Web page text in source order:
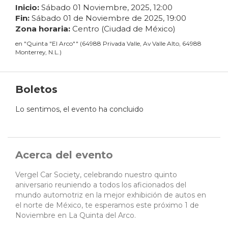
Inicio: Sábado 01 Noviembre, 2025, 12:00
Fin: Sábado 01 de Noviembre de 2025, 19:00
Zona horaria: Centro (Ciudad de México)
en "Quinta "El Arco" " (64988 Privada Valle, Av Valle Alto, 64988
Monterrey, N.L.)
Boletos
Lo sentimos, el evento ha concluido
Acerca del evento
Vergel Car Society, celebrando nuestro quinto
aniversario reuniendo a todos los aficionados del
mundo automotriz en la mejor exhibición de autos en
el norte de México, te esperamos este próximo 1 de
Noviembre en La Quinta del Arco.